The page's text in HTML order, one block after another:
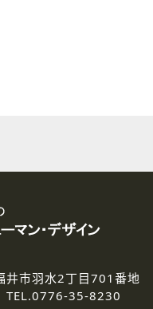
ご連絡手段は、電話・Ｅ
報の取り扱いの委託
める個人情報保護の評価
報の開示等について
いただいた個人情報の開示
井市羽水2丁目701番地
0776-35-8230